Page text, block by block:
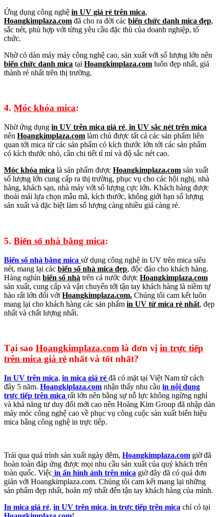
Ứng dụng công nghệ in UV giá rẻ trên mica,
Hoangkimplaza.com đã cho ra đời các biển chức danh mica đẹp,
sắc nét, phù hợp với từng yêu cầu đặc thù của doanh nghiệp, tổ
chức.
Nhờ có dàn máy máy công nghệ cao, sản xuất với số lượng lớn nên
biển chức danh mica tại Hoangkimplaza.com luôn đẹp nhất, giá
thành rẻ nhất trên thị trường.
4. Móc khóa mica:
Nhờ ứng dụng in UV trên mica giá rẻ, in UV sắc nét trên mica
nên Hoangkimplaza.com làm chủ được tất cả các sản phẩm liên
quan tới mica từ các sản phẩm có kích thước lớn tới các sản phẩm
có kích thước nhỏ, cần chi tiết tỉ mỉ và độ sắc nét cao.
Móc khóa mica là sản phẩm được Hoangkimplaza.com sản xuất
số lượng lớn cung cấp ra thị trường, phục vụ cho các hội nghị, nhà
hàng, khách sạn, nhà máy với số lượng cực lớn. Khách hàng được
thoải mái lựa chọn mẫu mã, kích thước, không giới hạn số lượng
sản xuất và đặc biệt làm số lượng càng nhiều giá càng rẻ.
5. Biển số nhà bằng mica:
Biển số nhà bằng mica sử dụng công nghệ in UV trên mica siêu
nét, mang lại các biển số nhà mica đẹp, độc đáo cho khách hàng.
Hàng nghìn biển số nhà trên cả nước được Hoangkimplaza.com
sản xuất, cung cấp và vận chuyển tới tận tay khách hàng là niềm tự
hào rất lớn đối với Hoangkimplaza.com. Chúng tôi cam kết luôn
mang lại cho khách hàng các sản phẩm in UV từ mica rẻ nhất, đẹp
nhất và chất lượng nhất.
Tại sao Hoangkimplaza.com là đơn vị in trực tiếp
trên mica giá rẻ nhất và tốt nhất?
In UV trên mica, in mica giá rẻ đã có mặt tại Việt Nam từ cách
đây 5 năm. Hoangkiplaza.com nhận thấy nhu cầu in nội dung
trực tiếp trên mica rất lớn nên bằng sự nỗ lực không ngừng nghỉ
và khả năng tư duy đổi mới cao nên Hoàng Kim Group đã nhập dàn
máy móc công nghệ cao về phục vụ công cuộc sản xuất biển hiệu
mica bằng công nghệ in trực tiếp.
Trải qua quá trình sản xuất ngày đêm, Hoangkimplaza.com giờ đã
hoàn toàn đáp ứng được mọi nhu cầu sản xuất của quý khách trên
toàn quốc. Việc in ấn hình ảnh trên mica giờ đây đã có quá đơn
giản với Hoangkimplaza.com. Chúng tôi cam kết mang lại những
sản phẩm đẹp nhất, hoàn mỹ nhất đến tận tay khách hàng của mình.
In mica giá rẻ, in UV trên mica, in trực tiếp trên mica chỉ có tại